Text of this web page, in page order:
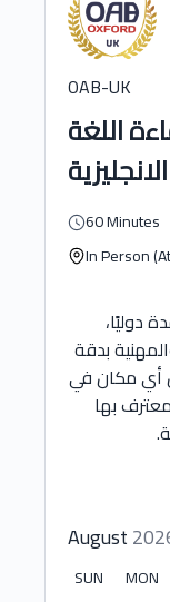
OAB-UK
اللغة
60 Minutes
In Person
دوليًا،
بدقة
أي مكان في
بها
August
SUN MON